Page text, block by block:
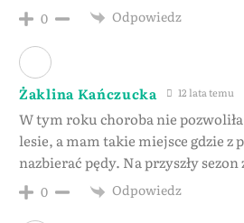
0 Odpowiedz
Żaklina Kańczucka 12 lata temu
W tym roku choroba nie
lesie, a mam takie miejsce gdzie z
nazbierać pędy. Na przyszły
0 Odpowiedz